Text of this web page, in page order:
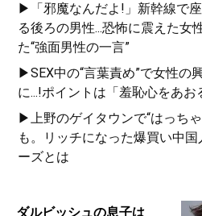
▶「邪魔なんだよ!」新幹線で座
る後ろの男性...恐怖に震えた女
た“強面男性の一言”
▶SEX中の“言葉責め”で女性の
に...!ポイントは「羞恥心をあお
▶上野のゲイタウンで“はっち
も。リッチになった爆買い中
ーズとは
ダルビッシュの息子は